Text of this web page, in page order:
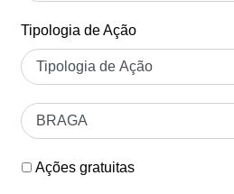
Tipologia de Ação
Ações gratuitas